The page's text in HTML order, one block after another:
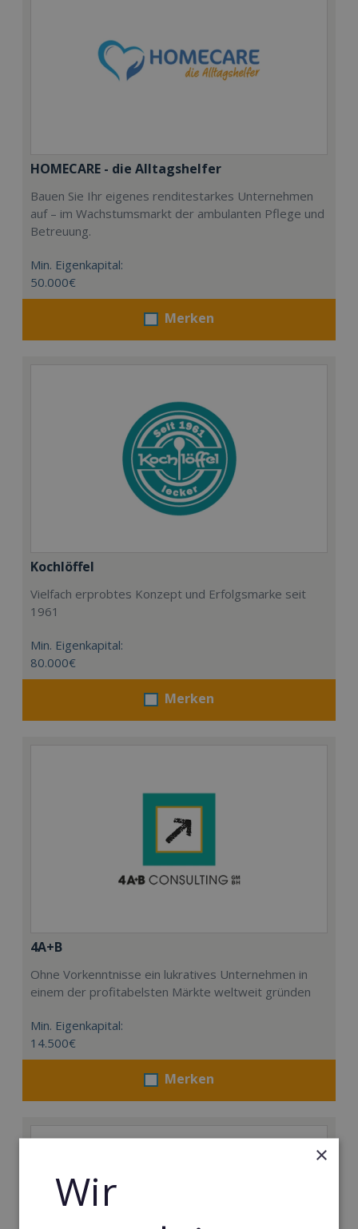
HOMECARE - die Alltagshelfer
Bauen Sie Ihr eigenes renditestarkes Unternehmen
auf – im Wachstumsmarkt der ambulanten Pflege und
Betreuung.
Min. Eigenkapital:
50.000€
Merken
Kochlöffel
Vielfach erprobtes Konzept und Erfolgsmarke seit
1961
Min. Eigenkapital:
80.000€
Merken
4A+B
Ohne Vorkenntnisse ein lukratives Unternehmen in
einem der profitabelsten Märkte weltweit gründen
Min. Eigenkapital:
14.500€
Merken
×
Wir